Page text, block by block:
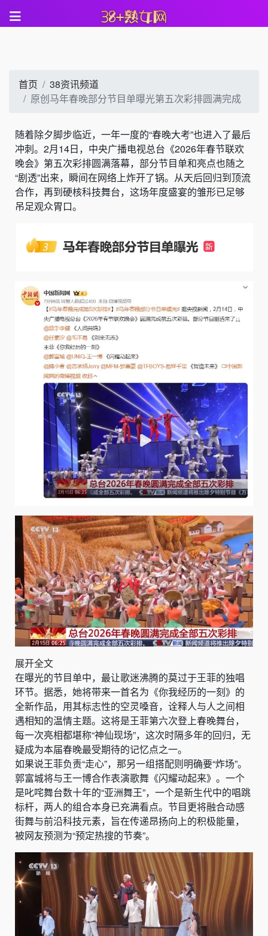
首页
38资讯频道
原创马年春晚部分节目单曝光第五次彩排圆满完成
随着除夕脚步临近，一年一度的“春晚大考”也进入了最后
冲刺。2月14日，中央广播电视总台《2026年春节联欢
晚会》第五次彩排圆满落幕，部分节目单和亮点也随之
“剧透”出来，瞬间在网络上炸开了锅。从天后回归到顶流
合作，再到硬核科技舞台，这场年度盛宴的雏形已足够
吊足观众胃口。
展开全文
在曝光的节目单中，最让歌迷沸腾的莫过于王菲的独唱
环节。据悉，她将带来一首名为《你我经历的一刻》的
全新作品，用其标志性的空灵嗓音，诠释人与人之间相
遇相知的温情主题。这将是王菲第六次登上春晚舞台，
每一次亮相都堪称“神仙现场”，这次时隔多年的回归，无
疑成为本届春晚最受期待的记忆点之一。
如果说王菲负责“走心”，那另一组搭配则明确要“炸场”。
郭富城将与王一博合作表演歌舞《闪耀动起来》。一个
是叱咤舞台数十年的“亚洲舞王”，一个是新生代中的唱跳
标杆，两人的组合本身已充满看点。节目更将融合动感
街舞与前沿科技元素，旨在传递昂扬向上的积极能量，
被网友预测为“预定热搜的节奏”。